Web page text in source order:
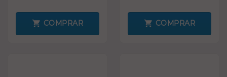
COMPRAR COMPRAR